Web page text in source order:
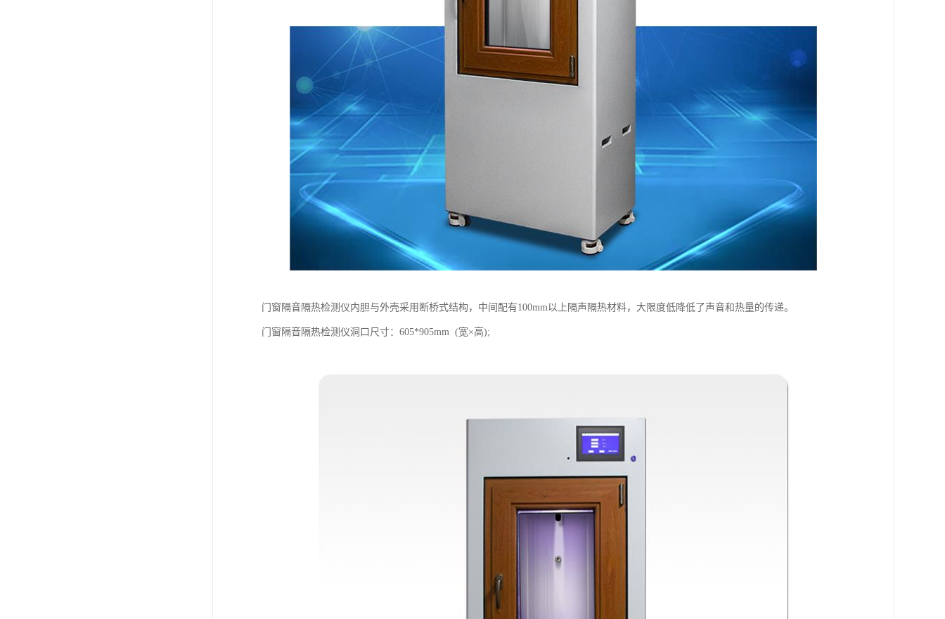
门窗隔音隔热检测仪内胆与外壳采用断桥式结构，中间配有100mm以上隔声隔热材料，大限度低降低了声音和热量的传递。
门窗隔音隔热检测仪洞口尺寸：605*905mm (宽×高);